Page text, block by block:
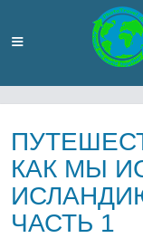
КАК МЫ
ЧАСТЬ 1